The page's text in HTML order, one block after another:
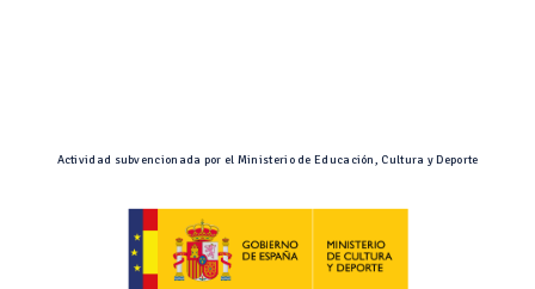
Actividad subvencionada por el Ministerio de Educación, Cultura y Deporte